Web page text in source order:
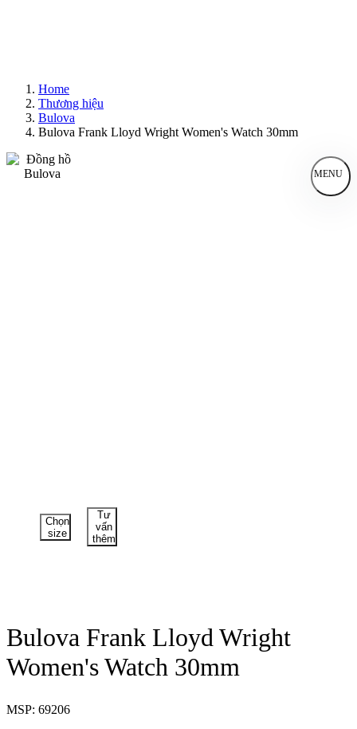
Home
Thương hiệu
Bulova
Bulova Frank Lloyd Wright Women's Watch 30mm
MENU
Chọn
size
Tư
vấn
thêm
Bulova Frank Lloyd Wright
Women's Watch 30mm
MSP: 69206